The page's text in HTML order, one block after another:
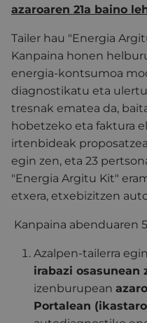
azaroaren 21a baino
Tailer hau "Energia
Kanpaina honen
energia-kontsumoa
diagnostikatu eta
tresnak ematea da,
hobetzeko eta faktura
irtenbideak
egin zen, eta 23
"Energia Argitu Kit"
etxera, etxebizitzen
Kanpaina abenduaren
Azalpen-tailerra
irabazi osasunean
izenburupean
Portalean